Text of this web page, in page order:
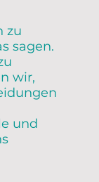
zu
sagen.
wir,
und